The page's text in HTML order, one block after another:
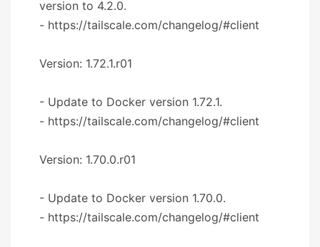
version to 4.2.0.
- https://tailscale.com/changelog/#client
Version: 1.72.1.r01
- Update to Docker version 1.72.1.
- https://tailscale.com/changelog/#client
Version: 1.70.0.r01
- Update to Docker version 1.70.0.
- https://tailscale.com/changelog/#client